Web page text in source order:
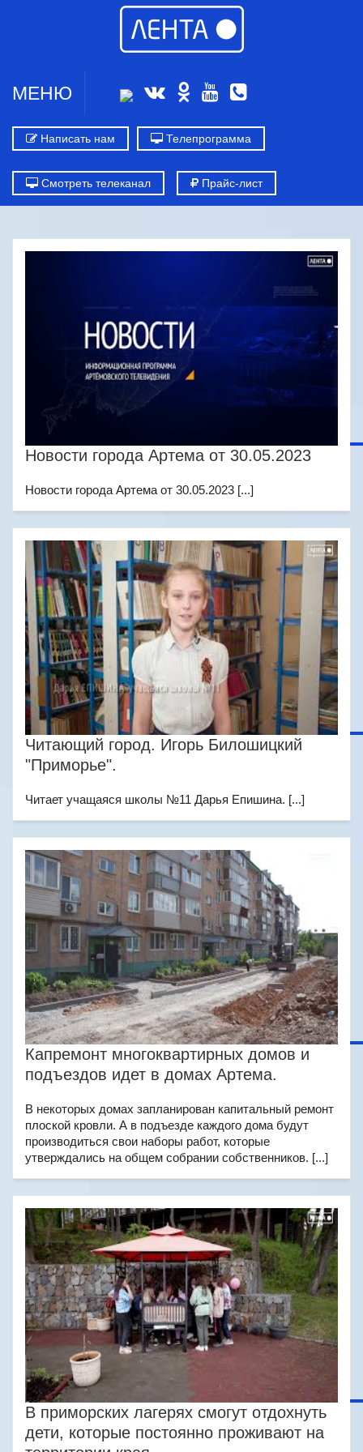
МЕНЮ
Написать нам Телепрограмма
Смотреть телеканал Прайс-лист
Новости города Артема от 30.05.2023
Новости города Артема от 30.05.2023 [...]
Читающий город. Игорь Билошицкий
"Приморье".
Читает учащаяся школы №11 Дарья Епишина. [...]
Капремонт многоквартирных домов и
подъездов идет в домах Артема.
В некоторых домах запланирован капитальный ремонт
плоской кровли. А в подъезде каждого дома будут
производиться свои наборы работ, которые
утверждались на общем собрании собственников. [...]
В приморских лагерях смогут отдохнуть
дети, которые постоянно проживают на